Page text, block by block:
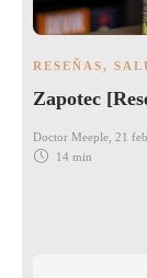
RESEÑAS,
Zapotec
Doctor Meeple, 21
14 min